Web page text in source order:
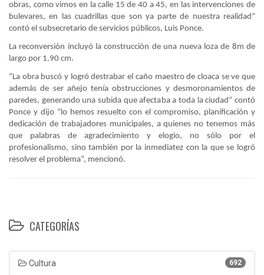
obras, como vimos en la calle 15 de 40 a 45, en las intervenciones de
bulevares, en las cuadrillas que son ya parte de nuestra realidad”
contó el subsecretario de servicios públicos, Luis Ponce.
La reconversión incluyó la construcción de una nueva loza de 8m de
largo por 1.90 cm.
“La obra buscó y logró destrabar el caño maestro de cloaca se ve que
además de ser añejo tenía obstrucciones y desmoronamientos de
paredes, generando una subida que afectaba a toda la ciudad” contó
Ponce y dijo “lo hemos resuelto con el compromiso, planificación y
dedicación de trabajadores municipales, a quienes no tenemos más
que palabras de agradecimiento y elogio, no sólo por el
profesionalismo, sino también por la inmediatez con la que se logró
resolver el problema”, mencionó.
CATEGORÍAS
692
Cultura